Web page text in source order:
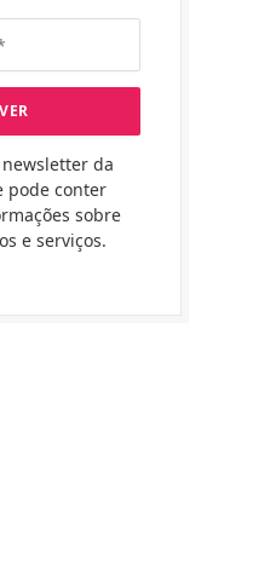
da
pode conter
sobre
e serviços.